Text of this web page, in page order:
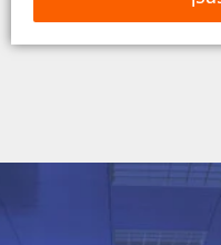
i